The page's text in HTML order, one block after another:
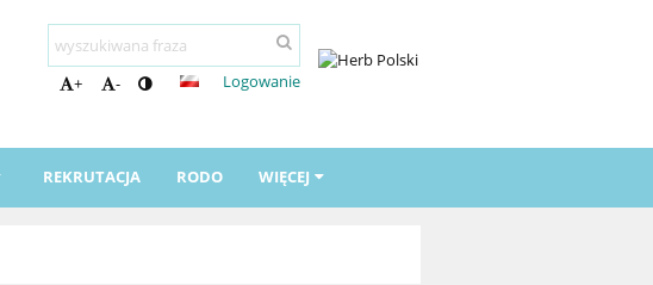
+ - Logowanie
REKRUTACJA RODO WIĘCEJ